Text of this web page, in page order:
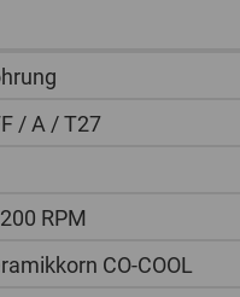
/ A / T27
RPM
CO-COOL